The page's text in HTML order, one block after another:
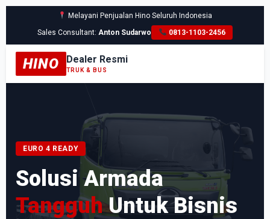
Melayani Penjualan Hino Seluruh Indonesia
Sales Consultant:Anton Sudarwo 0813-1103-2456
HINO Dealer Resmi
TRUK & BUS
EURO 4 READY
Solusi Armada
TangguhUntuk Bisnis